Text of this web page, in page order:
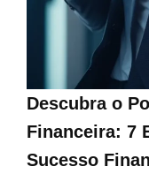
Descubra o
Financeira: 7
Sucesso